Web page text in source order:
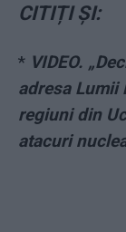
CITIȚI ȘI:
* VIDEO.
adresa Lumii
regiuni din
atacuri